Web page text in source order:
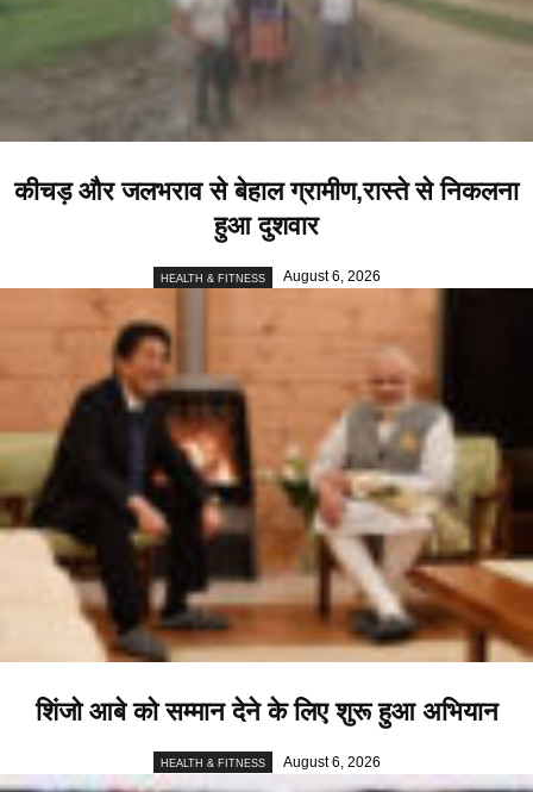
कीचड़ और जलभराव से बेहाल ग्रामीण,रास्ते से निकलना
हुआ दुशवार
HEALTH & FITNESS August 6, 2026
शिंजो आबे को सम्मान देने के लिए शुरू हुआ अभियान
HEALTH & FITNESS August 6, 2026